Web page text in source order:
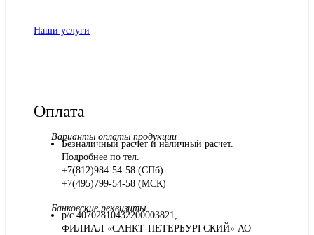
Наши услуги
Оплата
Варианты оплаты продукции
Безналичный расчет и наличный расчет.
Подробнее по тел.
+7(812)984-54-58 (СПб)
+7(495)799-54-58 (МСК)
Банковские реквизиты
р/с 40702810432200003821,
ФИЛИАЛ «САНКТ-ПЕТЕРБУРГСКИЙ» АО